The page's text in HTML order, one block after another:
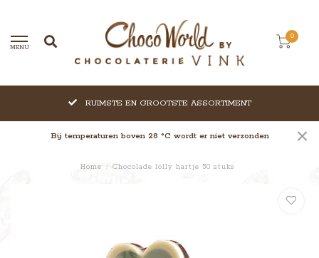
MENU
0
RUIMSTE EN GROOTSTE ASSORTIMENT
Bij temperaturen boven 28 °C wordt er niet verzonden
Home / Chocolade lolly hartje 50 stuks